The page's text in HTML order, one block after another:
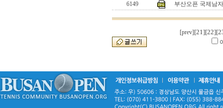
6149
부산오픈 국제남
[prev] [21][22]